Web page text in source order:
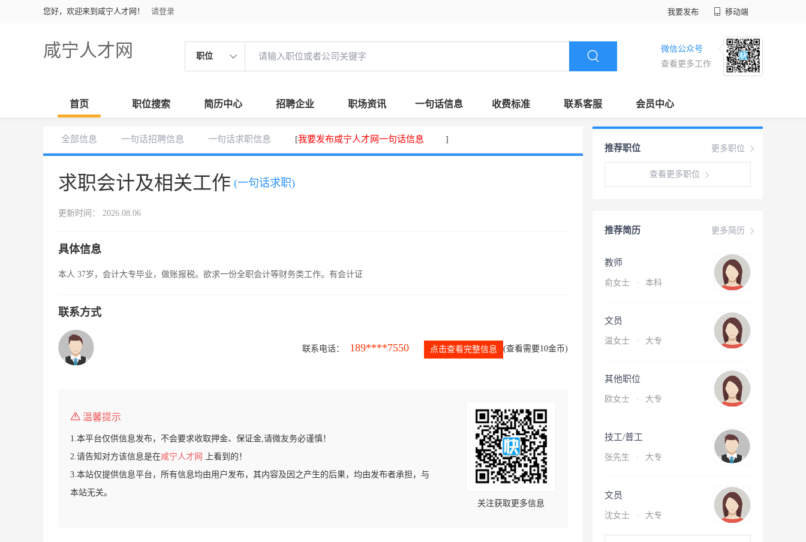
您好，欢迎来到咸宁人才网！ 请登录 我要发布 移动端
咸宁人才网 职位
微信公众号
查看更多工作
首页 职位搜索 简历中心 招聘企业 职场资讯 一句话信息 收费标准 联系客服 会员中心
全部信息 一句话招聘信息 一句话求职信息 [我要发布咸宁人才网一句话信息 ]
求职会计及相关工作 (一句话求职)
更新时间： 2026.08.06
具体信息
本人 37岁，会计大专毕业，做账报税。欲求一份全职会计等财务类工作。有会计证
联系方式
联系电话： 189****7550 点击查看完整信息 (查看需要10金币)
温馨提示
1.本平台仅供信息发布，不会要求收取押金、保证金,请微友务必谨慎！
2.请告知对方该信息是在咸宁人才网
上看到的！
3.本站仅提供信息平台，所有信息均由用户发布，其内容及因之产生的后果，均由发布者承担，与
本站无关。
关注获取更多信息
更多职位
推荐职位
查看更多职位
更多简历
推荐简历
教师
俞女士 · 本科
文员
温女士 · 大专
其他职位
欧女士 · 大专
技工/普工
张先生 · 大专
文员
沈女士 · 大专